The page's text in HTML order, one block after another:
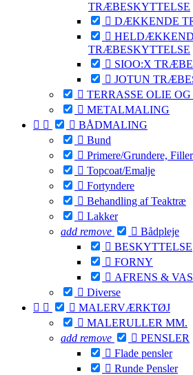
TRÆBESKYTTELSE
 DÆKKENDE

TRÆBESKYTTELSE
 SIOO:X
 JOTUN
 TERRASSE OLIE OG
 METALMALING
   BÅDMALING
 Bund
 Primere/Grundere,
 Topcoat/Emalje
 Fortyndere
 Behandling af Teaktræ
 Lakker
add remove  Bådpleje
 BESKYTTELSE
 FORNY
 AFRENS &
 Diverse
   MALERVÆRKTØJ
 MALERULLER MM.
add remove  PENSLER
 Flade pensler
 Runde Pensler